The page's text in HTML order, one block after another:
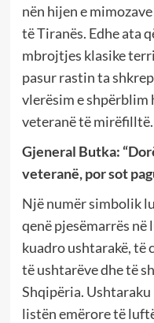
nën hijen e
të Tiranës. Edhe ata
mbrojtjes klasike
pasur rastin ta
vlerësim e shpërblim
veteranë të mirëfilltë.
Gjeneral Butka:
veteranë, por sot
Një numër simbolik
qenë pjesëmarrës në
kuadro ushtarakë,
të ushtarëve dhe të
Shqipëria.
listën emërore të